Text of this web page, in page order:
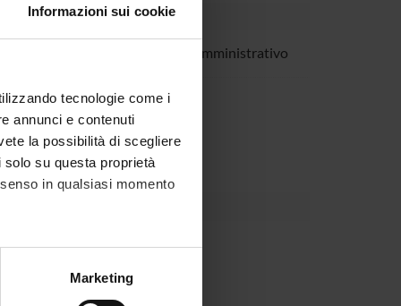
Informazioni sui cookie
tecnologie come i
annunci e contenuti
la possibilità di scegliere
su questa proprietà
in qualsiasi momento
metro,Marketing
Tecnico-Amministrativo